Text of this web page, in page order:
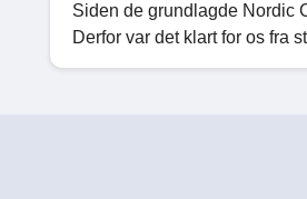
Siden de grundlagde Nordic
Derfor var det klart for os fra